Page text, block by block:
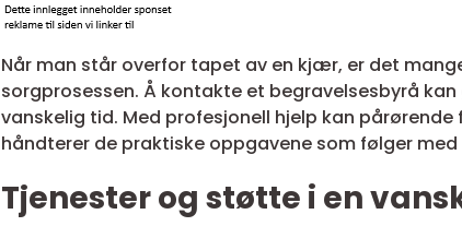
Når man står overfor tapet av en kjær, er det
sorgprosessen. Å kontakte et begravelsesbyrå
vanskelig tid. Med profesjonell hjelp kan
håndterer de praktiske oppgavene som følger
Tjenester og støtte i en